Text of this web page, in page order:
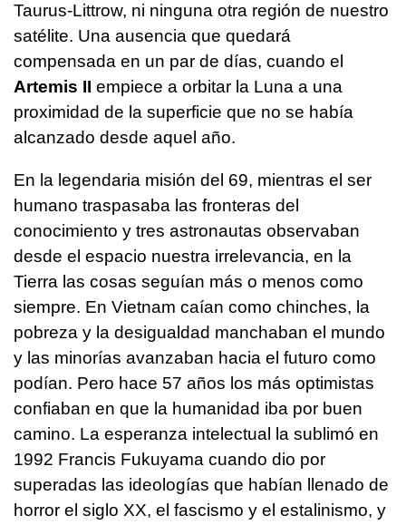
Taurus-Littrow, ni ninguna otra región de nuestro
satélite. Una ausencia que quedará
compensada en un par de días, cuando el
Artemis II empiece a orbitar la Luna a una
proximidad de la superficie que no se había
alcanzado desde aquel año.
En la legendaria misión del 69, mientras el ser
humano traspasaba las fronteras del
conocimiento y tres astronautas observaban
desde el espacio nuestra irrelevancia, en la
Tierra las cosas seguían más o menos como
siempre. En Vietnam caían como chinches, la
pobreza y la desigualdad manchaban el mundo
y las minorías avanzaban hacia el futuro como
podían. Pero hace 57 años los más optimistas
confiaban en que la humanidad iba por buen
camino. La esperanza intelectual la sublimó en
1992 Francis Fukuyama cuando dio por
superadas las ideologías que habían llenado de
horror el siglo XX, el fascismo y el estalinismo, y